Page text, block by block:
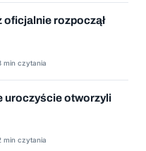
rozpoczął
min czytania
uroczyście otworzyli
min czytania